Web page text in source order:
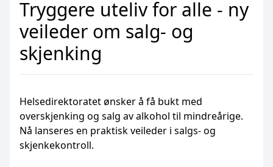
Tryggere uteliv for alle - ny
veileder om salg- og
skjenking
Helsedirektoratet ønsker å få bukt med
overskjenking og salg av alkohol til mindreårige.
Nå lanseres en praktisk veileder i salgs- og
skjenkekontroll.